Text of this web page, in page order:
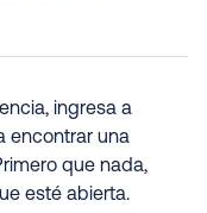
ingresa a
encontrar una
que nada,
esté abierta.